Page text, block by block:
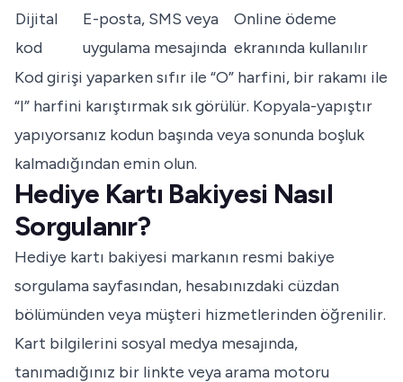
Dijital
kod
E-posta, SMS veya
uygulama mesajında
Online ödeme
ekranında kullanılır
Kod girişi yaparken sıfır ile “O” harfini, bir rakamı ile
“I” harfini karıştırmak sık görülür. Kopyala-yapıştır
yapıyorsanız kodun başında veya sonunda boşluk
kalmadığından emin olun.
Hediye Kartı Bakiyesi Nasıl
Sorgulanır?
Hediye kartı bakiyesi markanın resmi bakiye
sorgulama sayfasından, hesabınızdaki cüzdan
bölümünden veya müşteri hizmetlerinden öğrenilir.
Kart bilgilerini sosyal medya mesajında,
tanımadığınız bir linkte veya arama motoru